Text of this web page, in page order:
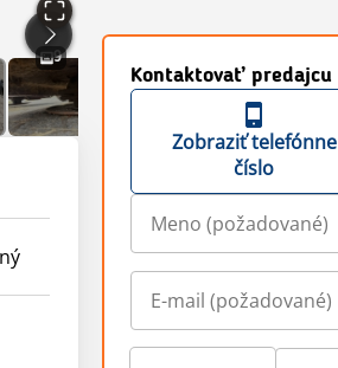
9
Kontaktovať predajcu
Zobraziť telefónne
číslo